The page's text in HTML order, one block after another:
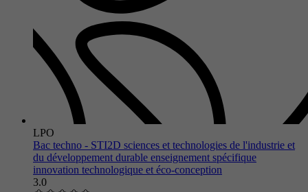
LPO
Bac techno - STI2D sciences et technologies de l'industrie et
du développement durable enseignement spécifique
innovation technologique et éco-conception
3.0